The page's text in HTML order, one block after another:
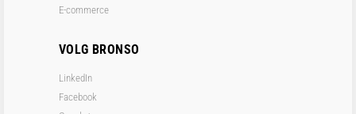
E-commerce
VOLG BRONSO
LinkedIn
Facebook